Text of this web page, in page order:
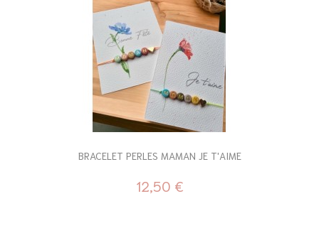
BRACELET PERLES MAMAN JE T'AIME
12,50 €